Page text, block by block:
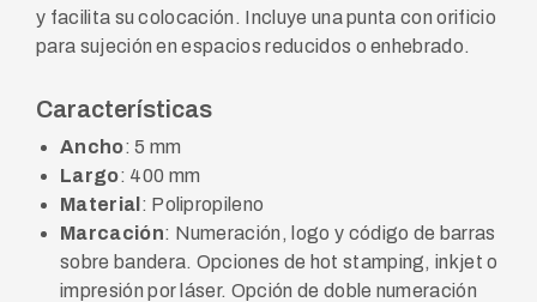
y facilita su colocación. Incluye una punta con orificio
para sujeción en espacios reducidos o enhebrado.
Características
Ancho: 5 mm
Largo: 400 mm
Material : Polipropileno
Marcación: Numeración, logo y código de barras
sobre bandera. Opciones de hot stamping, inkjet o
impresión por láser. Opción de doble numeración